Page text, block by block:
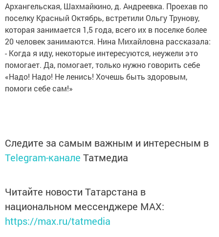
Архангельская, Шахмайкино, д. Андреевка. Проехав по
поселку Красный Октябрь, встретили Ольгу Трунову,
которая занимается 1,5 года, всего их в поселке более
20 человек занимаются. Нина Михайловна рассказала:
- Когда я иду, некоторые интересуются, неужели это
помогает. Да, помогает, только нужно говорить себе
«Надо! Надо! Не ленись! Хочешь быть здоровым,
помоги себе сам!»
Следите за самым важным и интересным в
Telegram-канале Татмедиа
Читайте новости Татарстана в
национальном мессенджере MАХ:
https://max.ru/tatmedia